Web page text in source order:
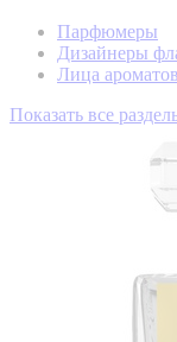
Парфюмеры
Дизайнеры
Лица ароматов
Показать все